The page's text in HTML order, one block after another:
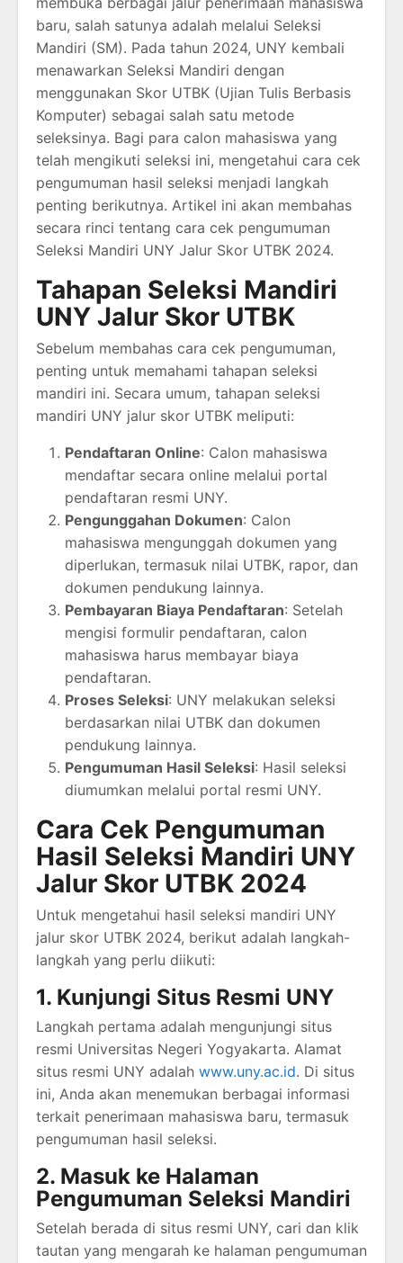
baru, salah satunya adalah melalui Seleksi
Mandiri (SM). Pada tahun 2024, UNY kembali
menawarkan Seleksi Mandiri dengan
menggunakan Skor UTBK (Ujian Tulis Berbasis
Komputer) sebagai salah satu metode
seleksinya. Bagi para calon mahasiswa yang
telah mengikuti seleksi ini, mengetahui cara cek
pengumuman hasil seleksi menjadi langkah
penting berikutnya. Artikel ini akan membahas
secara rinci tentang cara cek pengumuman
Seleksi Mandiri UNY Jalur Skor UTBK 2024.
Tahapan Seleksi Mandiri
UNY Jalur Skor UTBK
Sebelum membahas cara cek pengumuman,
penting untuk memahami tahapan seleksi
mandiri ini. Secara umum, tahapan seleksi
mandiri UNY jalur skor UTBK meliputi:
Pendaftaran Online: Calon mahasiswa
mendaftar secara online melalui portal
pendaftaran resmi UNY.
Pengunggahan Dokumen: Calon
mahasiswa mengunggah dokumen yang
diperlukan, termasuk nilai UTBK, rapor, dan
dokumen pendukung lainnya.
Pembayaran Biaya Pendaftaran: Setelah
mengisi formulir pendaftaran, calon
mahasiswa harus membayar biaya
pendaftaran.
Proses Seleksi: UNY melakukan seleksi
berdasarkan nilai UTBK dan dokumen
pendukung lainnya.
Pengumuman Hasil Seleksi: Hasil seleksi
diumumkan melalui portal resmi UNY.
Cara Cek Pengumuman
Hasil Seleksi Mandiri UNY
Jalur Skor UTBK 2024
Untuk mengetahui hasil seleksi mandiri UNY
jalur skor UTBK 2024, berikut adalah langkah-
langkah yang perlu diikuti:
1. Kunjungi Situs Resmi UNY
Langkah pertama adalah mengunjungi situs
resmi Universitas Negeri Yogyakarta. Alamat
situs resmi UNY adalah www.uny.ac.id. Di situs
ini, Anda akan menemukan berbagai informasi
terkait penerimaan mahasiswa baru, termasuk
pengumuman hasil seleksi.
2. Masuk ke Halaman
Pengumuman Seleksi Mandiri
Setelah berada di situs resmi UNY, cari dan klik
tautan yang mengarah ke halaman pengumuman